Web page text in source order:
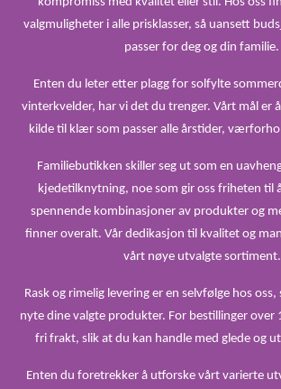
valgmuligheter i alle prisklasser, så uansett
passer for deg og din familie.
Enten du leter etter plagg for solfylte
vinterkvelder, har vi det du trenger. Vårt mål er
kilde til klær som passer alle årstider,
Familiebutikken skiller seg ut som en
kjedetilknytning, noe som gir oss friheten til
spennende kombinasjoner av produkter og
finner overalt. Vår dedikasjon til kvalitet og
vårt nøye utvalgte sortiment.
Rask og rimelig levering er en selvfølge hos
nyte dine valgte produkter. For bestillinger over
fri frakt, slik at du kan handle med glede og
Enten du foretrekker å utforske vårt varierte